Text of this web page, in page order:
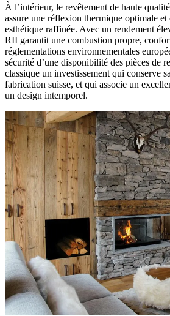
À l’intérieur, le revêtement de haute
assure une réflexion thermique optimale
esthétique raffinée. Avec un rendement
RII garantit une combustion propre,
réglementations environnementales
sécurité d’une disponibilité des pièces de
classique un investissement qui conserve
fabrication suisse, et qui associe un
un design intemporel.